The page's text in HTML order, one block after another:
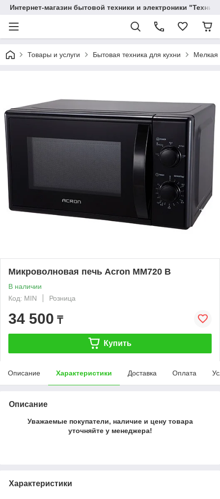
Интернет-магазин бытовой техники и электроники
Товары и услуги Бытовая техника для кухни Мелкая
Микроволновая печь Acron MM720 B
В наличии
Код: MIN
Розница
34 500 ₸
Купить
Описание Характеристики Доставка Оплата
Описание
Уважаемые покупатели, наличие и цену товара
уточняйте у менеджера!
Характеристики